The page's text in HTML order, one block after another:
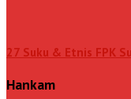
27 Suku & Etnis FPK
Hankam